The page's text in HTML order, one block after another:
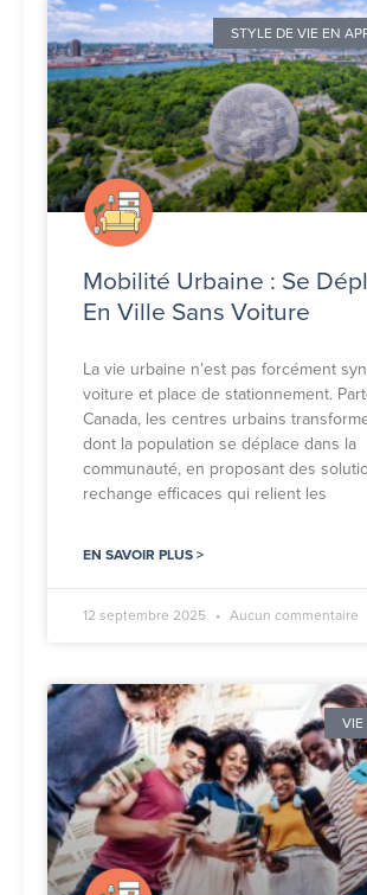
STYLE DE VIE EN
Mobilité Urbaine : Se
En Ville Sans Voiture
La vie urbaine n’est pas forcément
voiture et place de stationnement.
Canada, les centres urbains
dont la population se déplace dans la
communauté, en proposant des
rechange efficaces qui relient les
EN SAVOIR PLUS >
12 septembre 2025 Aucun commentaire
VIE